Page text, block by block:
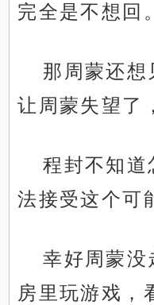
完全是不想回。
那周蒙还
让周蒙失望了
程封不知道
法接受这个可
幸好周蒙没
房里玩游戏，